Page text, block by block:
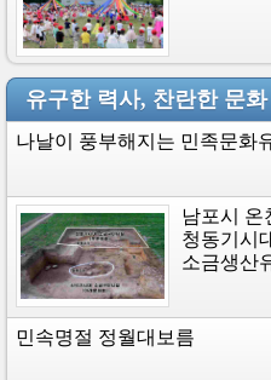
유구한 력사, 찬란한 문화
나날이 풍부해지는 민족문화
남포시 온
청동기시
소금생산
민속명절 정월대보름